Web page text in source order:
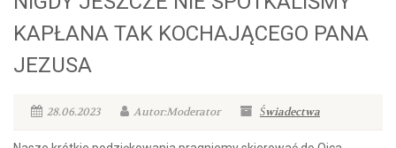
KAPŁANA TAK KOCHAJĄCEGO PANA
JEZUSA
28.06.2023 Autor:Moderator Świadectwa